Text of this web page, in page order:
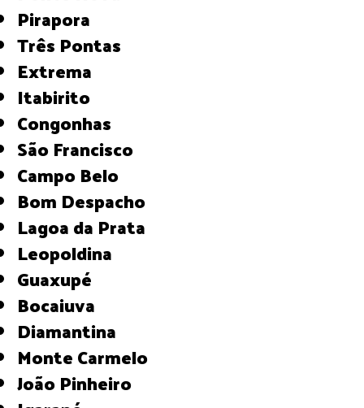
Pirapora
Três Pontas
Extrema
Itabirito
Congonhas
São Francisco
Campo Belo
Bom Despacho
Lagoa da Prata
Leopoldina
Guaxupé
Bocaiuva
Diamantina
Monte Carmelo
João Pinheiro